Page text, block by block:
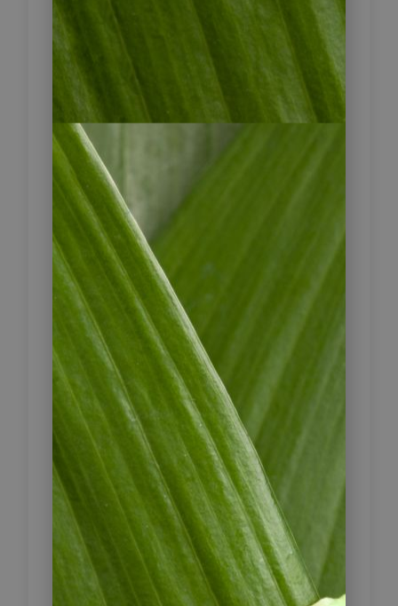
Mönchsittiche, Rosttöpfer,
Goldbrauentyranne, Purpur-
Blauraben, Sayaca Tanager,
Safranammer und Graukardinale.
Nach dem erlebnisreichen
Morgenprogramm erwartet Sie in
der Lodge ein köstliches
Mittagessen. Anschließend brechen
Sie zum einem der Aussichtstürme
auf. Von hier aus können mit etwas
Glück Blaureiher, Pfeiffreiher,
Sonnenrallen, Mohrenibisse,
Schneckenweihe,
Zwergsultanshühner,
Amazonasseeschwalben,
Amazonasfischer, Zwergkönigsfischer
und Binden-Ameisenwürger
erspähen. Sie kehren mit einem
Fahrzeug, das extra zum Zweck der
Vogelbeobachtung umgebaut wurde
zur Lodge zurück. Unterwegs besteht
die Chance, Nachtreiher, Nacunda
Nightawks, Pauraques, Virgina-Uhus
und Urutau-Tagschläfer zu sehen.